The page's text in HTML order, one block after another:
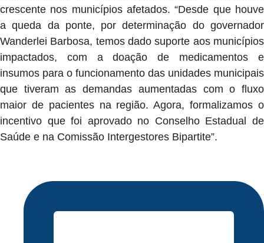
crescente nos municípios afetados. “Desde que houve
a queda da ponte, por determinação do governador
Wanderlei Barbosa, temos dado suporte aos municípios
impactados, com a doação de medicamentos e
insumos para o funcionamento das unidades municipais
que tiveram as demandas aumentadas com o fluxo
maior de pacientes na região. Agora, formalizamos o
incentivo que foi aprovado no Conselho Estadual de
Saúde e na Comissão Intergestores Bipartite”.